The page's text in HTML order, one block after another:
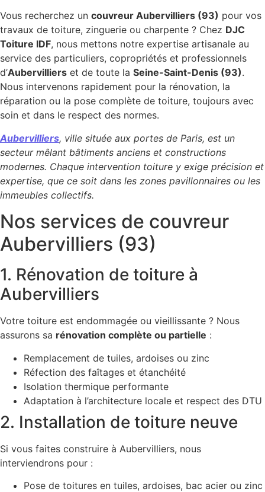
Vous recherchez un couvreur Aubervilliers (93) pour vos
travaux de toiture, zinguerie ou charpente ? Chez DJC
Toiture IDF, nous mettons notre expertise artisanale au
service des particuliers, copropriétés et professionnels
d’Aubervilliers et de toute la Seine-Saint-Denis (93).
Nous intervenons rapidement pour la rénovation, la
réparation ou la pose complète de toiture, toujours avec
soin et dans le respect des normes.
Aubervilliers, ville située aux portes de Paris, est un
secteur mêlant bâtiments anciens et constructions
modernes. Chaque intervention toiture y exige précision et
expertise, que ce soit dans les zones pavillonnaires ou les
immeubles collectifs.
Nos services de couvreur
Aubervilliers (93)
1. Rénovation de toiture à
Aubervilliers
Votre toiture est endommagée ou vieillissante ? Nous
assurons sa rénovation complète ou partielle :
Remplacement de tuiles, ardoises ou zinc
Réfection des faîtages et étanchéité
Isolation thermique performante
Adaptation à l’architecture locale et respect des DTU
2. Installation de toiture neuve
Si vous faites construire à Aubervilliers, nous
interviendrons pour :
Pose de toitures en tuiles, ardoises, bac acier ou zinc